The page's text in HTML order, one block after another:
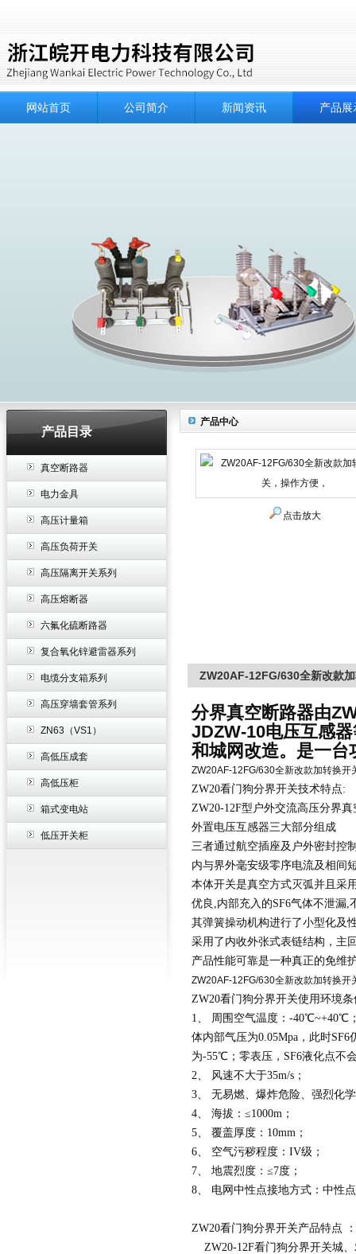
网站首页 公司简介 新闻资讯 产品展
产品目录
真空断路器
电力金具
高压计量箱
高压负荷开关
高压隔离开关系列
高压熔断器
六氟化硫断路器
复合氧化锌避雷器系列
电缆分支箱系列
高压穿墙套管系列
ZN63（VS1）
高低压成套
高低压柜
箱式变电站
低压开关柜
产品中心
点击放大
ZW20AF-12FG/630全新改款
分界真空断路器由
JDZW-10电压互感
和城网改造。是一
ZW20AF-12FG/630全新改款加转换开
ZW20看门狗分界开关技术特点:
ZW20-12F型户外交流高压分界
外置电压互感器三大部分组成
三者通过航空插座及户外密封控
内与界外毫安级零序电流及相间
本体开关是真空方式灭弧并且采
优良,内部充入的SF6气体不泄漏,
其弹簧操动机构进行了小型化及
采用了内收外张式表链结构，主
产品性能可靠是一种真正的免维
ZW20AF-12FG/630全新改款加转换开
ZW20看门狗分界开关使用环境条
1、 周围空气温度：-40℃~+40℃
体内部气压为0.05Mpa，此时
为-55℃；零表压，SF6液化点不
2、 风速不大于35m/s；
3、 无易燃、爆炸危险、强烈化
4、 海拔：≤1000m；
5、 覆盖厚度：10mm；
6、 空气污秽程度：IV级；
7、 地震烈度：≤7度；
8、 电网中性点接地方式：中性
ZW20看门狗分界开关产品特点 ：
ZW20-12F看门狗分界开关城、